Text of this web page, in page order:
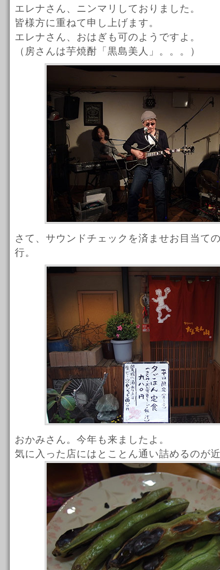
エレナさん、ニンマリしておりました。
皆様方に重ねて申し上げます。
エレナさん、おはぎも可のようですよ。
（房さんは芋焼酎「黒島美人」。。。）
さて、サウンドチェックを済ませお目当て
行。
おかみさん。今年も来ましたよ。
気に入った店にはとことん通い詰めるのが